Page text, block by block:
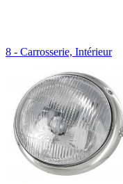
8 - Carrosserie, Intérieur